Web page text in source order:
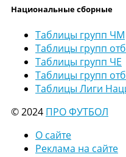
Национальные сборные
Таблицы групп ЧМ
Таблицы групп
Таблицы групп ЧЕ
Таблицы групп
Таблицы Лиги
© 2024 ПРО ФУТБОЛ
О сайте
Реклама на сайте